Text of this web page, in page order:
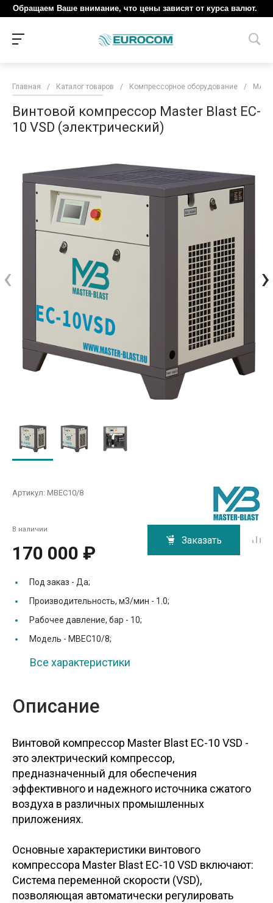
Обращаем Ваше внимание, что цены зависят от курса валют.
Главная / Каталог товаров / Компрессорное оборудование /
Винтовой компрессор Master Blast EC-
10 VSD (электрический)
‹ ›
Артикул: MBEC10/8
В наличии
170 000 ₽
Заказать
Под заказ - Да;
Производительность, м3/мин - 1.0;
Рабочее давление, бар - 10;
Модель - MBEC10/8;
Все характеристики
Описание
Винтовой компрессор Master Blast EC-10 VSD -
это электрический компрессор,
предназначенный для обеспечения
эффективного и надежного источника сжатого
воздуха в различных промышленных
приложениях.
Основные характеристики винтового
компрессора Master Blast EC-10 VSD включают:
Система переменной скорости (VSD),
позволяющая автоматически регулировать